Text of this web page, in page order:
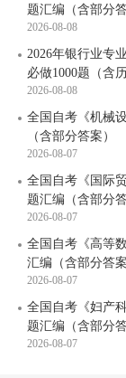
题汇编（含部分答
2026-08-08
2026年银行业专
必做1000题（含
2026-08-08
全国自考《机械
（含部分答案）
2026-08-07
全国自考《国际
题汇编（含部分答
2026-08-07
全国自考《高等
汇编（含部分答案
2026-08-07
全国自考《妇产
题汇编（含部分答
2026-08-07